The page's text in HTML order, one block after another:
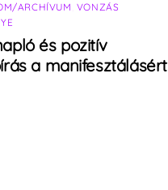
ARCHÍVUM VONZÁS
és pozitív
a manifesztálásért